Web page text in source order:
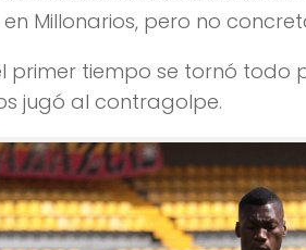
Millonarios, pero no
primer tiempo se tornó
jugó al contragolpe.